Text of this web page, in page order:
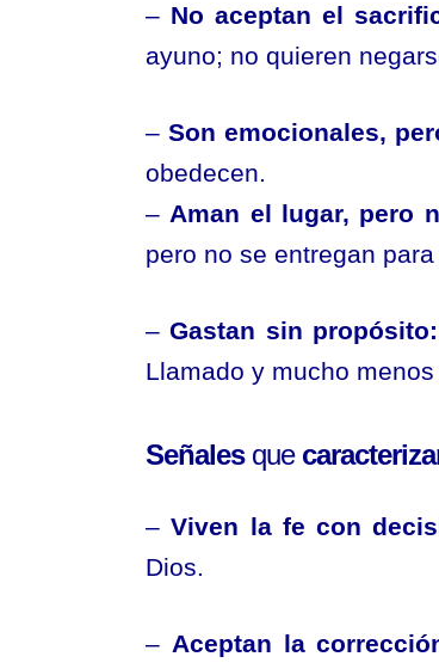
– No aceptan el
ayuno; no quieren
– Son emocionales,
obedecen.
– Aman el lugar, pero
pero no se entregan
–Gastan sin propósito:
Llamado y mucho
Señalesque
–Viven la fe con
Dios.
– Aceptan la